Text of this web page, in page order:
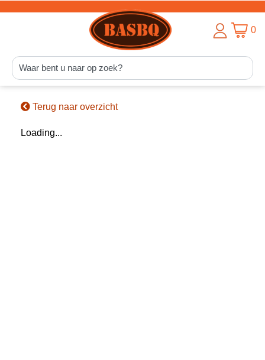
0
Terug naar overzicht
Loading...